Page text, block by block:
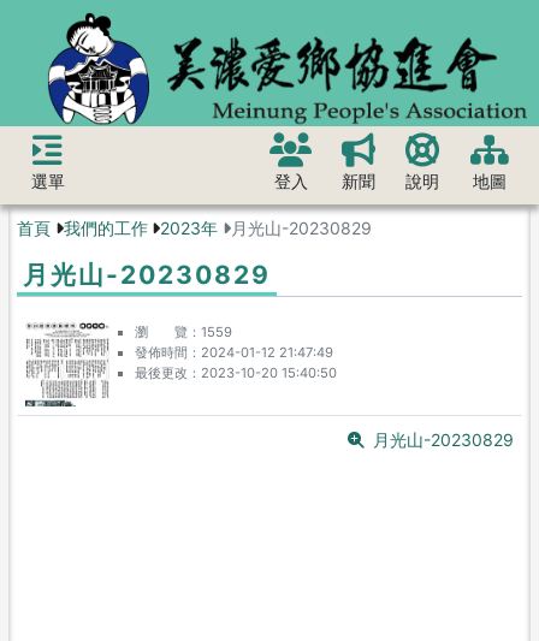
選單 登入 新聞 說明 地圖
首頁 我們的工作 2023年 月光山-20230829
月光山-20230829
瀏 覽
1559
發佈時間
2024-01-12 21:47:49
最後更改
2023-10-20 15:40:50
月光山-20230829